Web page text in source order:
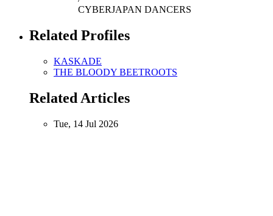
CYBERJAPAN DANCERS
Related Profiles
KASKADE
THE BLOODY BEETROOTS
Related Articles
Tue, 14 Jul 2026